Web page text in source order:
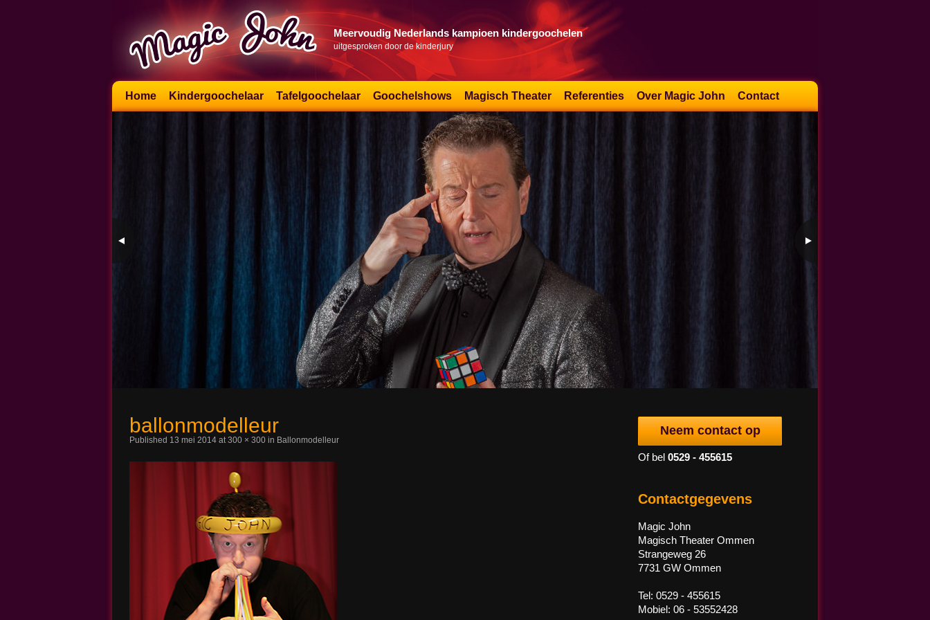
Magic John
Meervoudig Nederlands kampioen kindergoochelen
uitgesproken door de kinderjury
Skip
to
Home Kindergoochelaar Tafelgoochelaar Goochelshows Magisch Theater Referenties Over Magic John Contact
ballonmodelleur
Published 13 mei 2014 at300 × 300 in Ballonmodelleur
Neem contact op
Of bel 0529 - 455615
Contactgegevens
Magic John
Magisch Theater Ommen
Strangeweg 26
7731 GW Ommen
Tel: 0529 - 455615
Mobiel: 06 - 53552428